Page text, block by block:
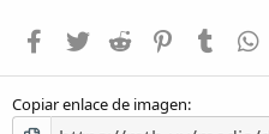
Facebook
Twitter Reddit PinterestTumblr
Copiar enlace de imagen